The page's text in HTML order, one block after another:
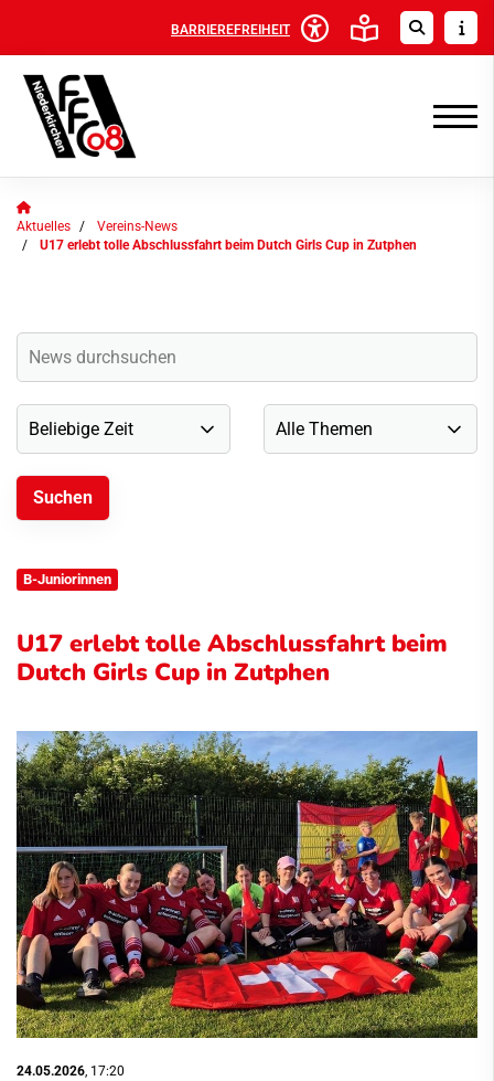
BARRIEREFREIHEIT
Aktuelles
Vereins-News
U17 erlebt tolle Abschlussfahrt beim Dutch Girls Cup in Zutphen
B-Juniorinnen
U17 erlebt tolle Abschlussfahrt beim
Dutch Girls Cup in Zutphen
24.05.2026, 17:20